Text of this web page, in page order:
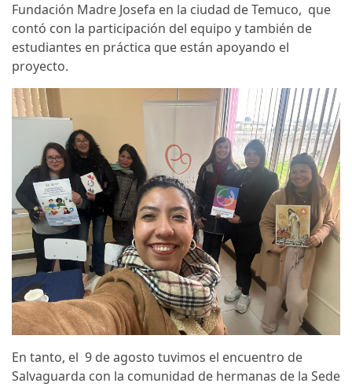
Fundación Madre Josefa en la ciudad de Temuco, que
contó con la participación del equipo y también de
estudiantes en práctica que están apoyando el
proyecto.
En tanto, el 9 de agosto tuvimos el encuentro de
Salvaguarda con la comunidad de hermanas de la Sede